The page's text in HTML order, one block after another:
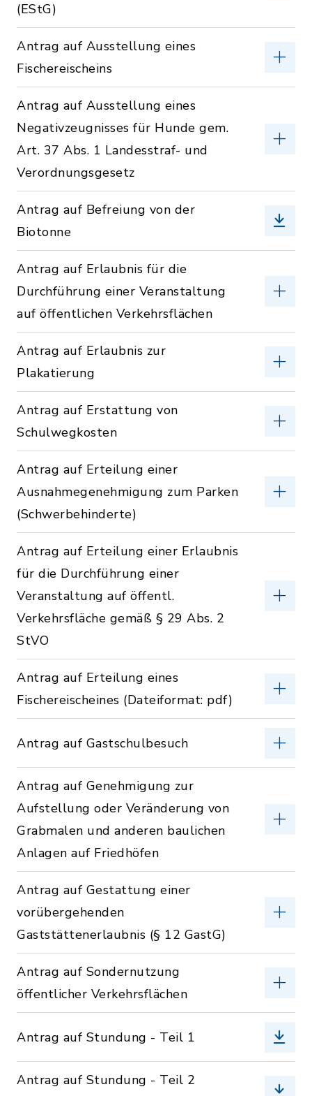
(EStG)
Antrag auf Ausstellung eines
Fischereischeins
Antrag auf Ausstellung eines
Negativzeugnisses für Hunde gem.
Art. 37 Abs. 1 Landesstraf- und
Verordnungsgesetz
Antrag auf Befreiung von der
Biotonne
Antrag auf Erlaubnis für die
Durchführung einer Veranstaltung
auf öffentlichen Verkehrsflächen
Antrag auf Erlaubnis zur
Plakatierung
Antrag auf Erstattung von
Schulwegkosten
Antrag auf Erteilung einer
Ausnahmegenehmigung zum Parken
(Schwerbehinderte)
Antrag auf Erteilung einer Erlaubnis
für die Durchführung einer
Veranstaltung auf öffentl.
Verkehrsfläche gemäß § 29 Abs. 2
StVO
Antrag auf Erteilung eines
Fischereischeines (Dateiformat: pdf)
Antrag auf Gastschulbesuch
Antrag auf Genehmigung zur
Aufstellung oder Veränderung von
Grabmalen und anderen baulichen
Anlagen auf Friedhöfen
Antrag auf Gestattung einer
vorübergehenden
Gaststättenerlaubnis (§ 12 GastG)
Antrag auf Sondernutzung
öffentlicher Verkehrsflächen
Antrag auf Stundung - Teil 1
Antrag auf Stundung - Teil 2